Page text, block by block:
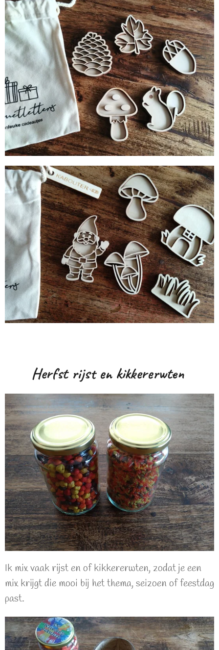
Herfst rijst en kikkererwten
Ik mix vaak rijst en of kikkererwten, zodat je een
mix krijgt die mooi bij het thema, seizoen of feestdag
past.